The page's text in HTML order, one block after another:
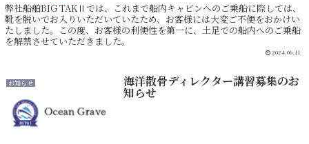
弊社船舶BIG TAKⅡでは、これまで船内キャビンへのご乗船に際しては、
靴を脱いでお入りいただいていたため、お客様には大変ご不便をおかけい
たしました。この度、お客様の利便性を第一に、土足での船内へのご乗船
を解禁させていただきました。
2024.06.11
お知らせ 海洋散骨ディレクター講習募集のお
知らせ